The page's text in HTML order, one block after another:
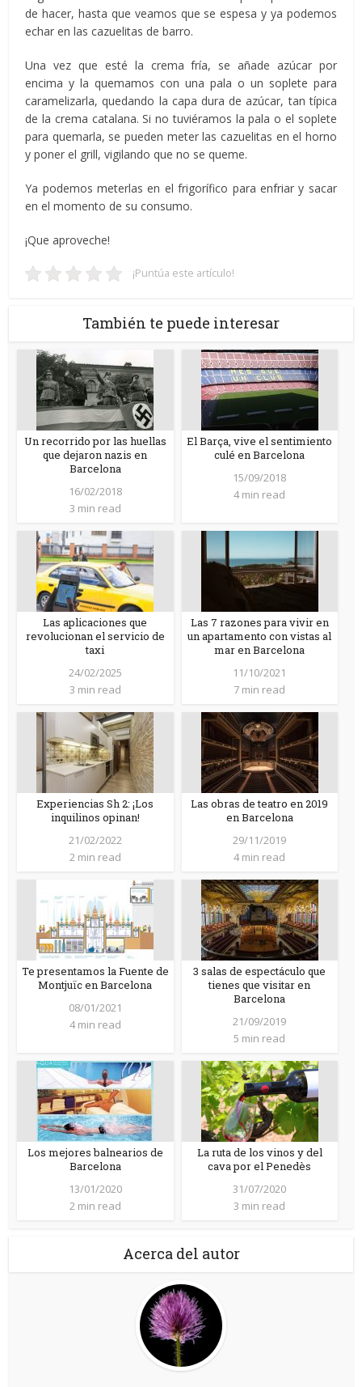
de hacer, hasta que veamos que se espesa y ya podemos
echar en las cazuelitas de barro.
Una vez que esté la crema fría, se añade azúcar por
encima y la quemamos con una pala o un soplete para
caramelizarla, quedando la capa dura de azúcar, tan típica
de la crema catalana. Si no tuviéramos la pala o el soplete
para quemarla, se pueden meter las cazuelitas en el horno
y poner el grill, vigilando que no se queme.
Ya podemos meterlas en el frigorífico para enfriar y sacar
en el momento de su consumo.
¡Que aproveche!
¡Puntúa este artículo!
También te puede interesar
Un recorrido por las huellas
que dejaron nazis en
Barcelona
16/02/2018
3 min read
El Barça, vive el sentimiento
culé en Barcelona
15/09/2018
4 min read
Las aplicaciones que
revolucionan el servicio de
taxi
24/02/2025
3 min read
Las 7 razones para vivir en
un apartamento con vistas al
mar en Barcelona
11/10/2021
7 min read
Experiencias Sh 2: ¡Los
inquilinos opinan!
21/02/2022
2 min read
Las obras de teatro en 2019
en Barcelona
29/11/2019
4 min read
Te presentamos la Fuente de
Montjuïc en Barcelona
08/01/2021
4 min read
3 salas de espectáculo que
tienes que visitar en
Barcelona
21/09/2019
5 min read
Los mejores balnearios de
Barcelona
13/01/2020
2 min read
La ruta de los vinos y del
cava por el Penedès
31/07/2020
3 min read
Acerca del autor